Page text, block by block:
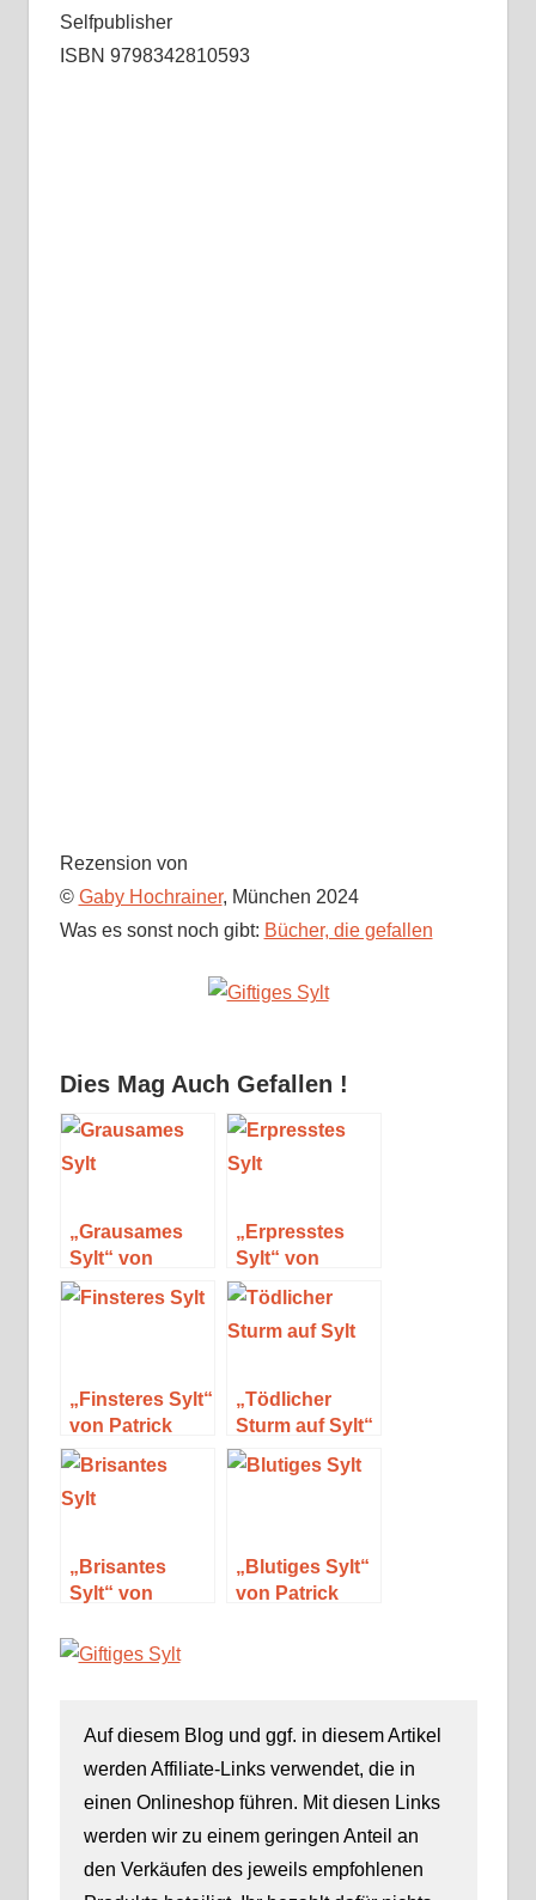
Selfpublisher
ISBN 9798342810593
Rezension von
© Gaby Hochrainer, München 2024
Was es sonst noch gibt: Bücher, die gefallen
Dies Mag Auch Gefallen !
„Grausames
Sylt“ von
Patrick Burow
„Erpresstes
Sylt“ von
Patrick Burow
„Finsteres Sylt“
von Patrick
Burow
„Tödlicher
Sturm auf Sylt“
von Patrick
Burow
„Brisantes
Sylt“ von
„Blutiges Sylt“
von Patrick
Auf diesem Blog und ggf. in diesem Artikel
werden Affiliate-Links verwendet, die in
einen Onlineshop führen. Mit diesen Links
werden wir zu einem geringen Anteil an
den Verkäufen des jeweils empfohlenen